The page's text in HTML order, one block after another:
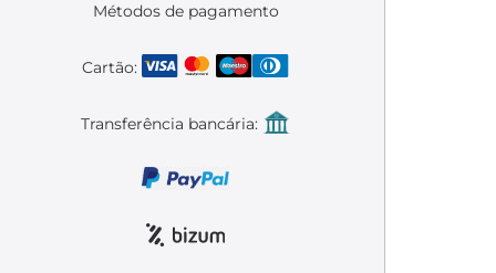
Métodos de pagamento
Cartão:
Transferência bancária: